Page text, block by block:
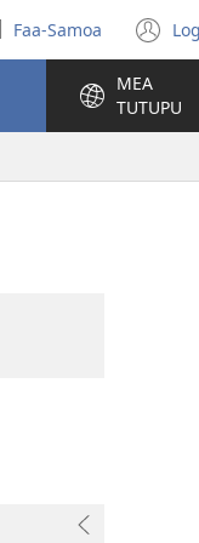
Filifili
le
gagana
Faa-Samoa
se
MEA
TUTUPU